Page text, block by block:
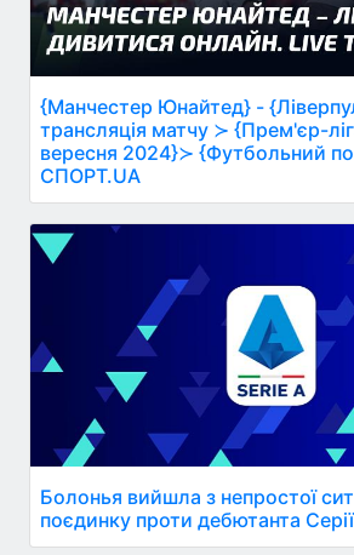
{Манчестер Юнайтед} -
трансляція матчу ≻ {Прем'єр-
вересня 2024}≻ {Футбольний
СПОРТ.UA
Болонья вийшла з непростої
поєдинку проти дебютанта